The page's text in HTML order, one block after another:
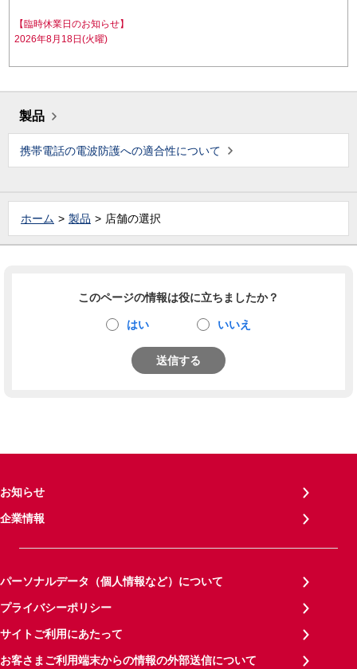
【臨時休業日のお知らせ】
2026年8月18日(火曜)
製品
携帯電話の電波防護への適合性について
ホーム 製品 店舗の選択
このページの情報は役に立ちましたか？
はい いいえ
送信する
お知らせ
企業情報
パーソナルデータ（個人情報など）について
プライバシーポリシー
サイトご利用にあたって
お客さまご利用端末からの情報の外部送信について